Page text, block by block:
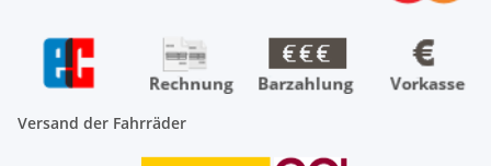
Versand der Fahrräder